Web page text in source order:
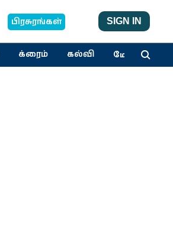
பிரசுரங்கள் SIGN IN
க்ரைம் கல்வி மேலும்